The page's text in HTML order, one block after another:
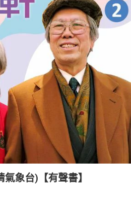
化妝保養 情趣用品
書
象台)【有聲書】